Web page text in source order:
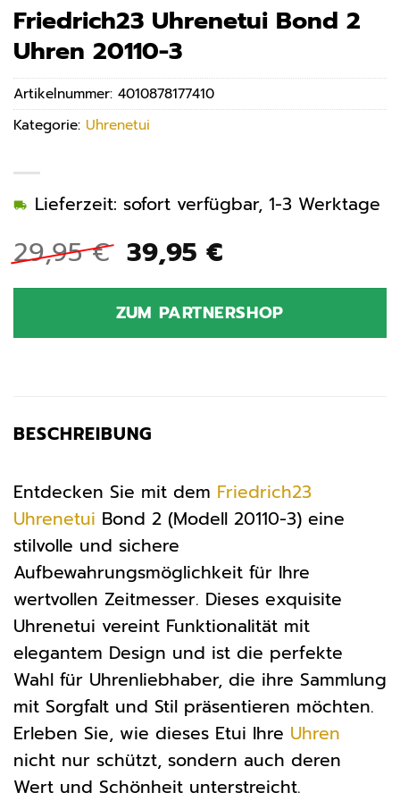
Friedrich23 Uhrenetui Bond 2
Uhren 20110-3
29,95€ Ursprünglicher
Preis
war:
29,95 €
39,95 €Aktueller
ist:
39,95 €.
Lieferzeit: sofort verfügbar, 1-3 Werktage
ZUM PARTNERSHOP
Artikelnummer: 4010878177410
Kategorie: Uhrenetui
BESCHREIBUNG
Entdecken Sie mit dem Friedrich23
Uhrenetui Bond 2 (Modell 20110-3) eine
stilvolle und sichere
Aufbewahrungsmöglichkeit für Ihre
wertvollen Zeitmesser. Dieses exquisite
Uhrenetui vereint Funktionalität mit
elegantem Design und ist die perfekte
Wahl für Uhrenliebhaber, die ihre Sammlung
mit Sorgfalt und Stil präsentieren möchten.
Erleben Sie, wie dieses Etui Ihre Uhren
nicht nur schützt, sondern auch deren
Wert und Schönheit unterstreicht.